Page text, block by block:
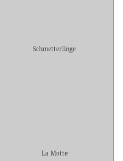
Schmetterlinge
La Motte